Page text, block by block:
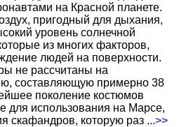
на Красной планете.
пригодный для дыхания,
уровень солнечной
из многих факторов,
людей на поверхности.
не рассчитаны на
составляющую примерно 38
поколение костюмов
для использования на Марсе,
скафандров, которую раз ...>>